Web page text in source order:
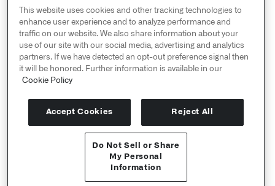
Send feedback
© 2026 Palantir Technologies Inc. All rights
reserved.
Cookies Statement ↗
Privacy Statement ↗
Terms of Use ↗
Do Not Sell or Share My Personal Information
This website uses cookies and other tracking technologies to
enhance user experience and to analyze performance and
traffic on our website. We also share information about your
use of our site with our social media, advertising and analytics
partners. If we have detected an opt-out preference signal then
it will be honored. Further information is available in our
Cookie Policy
Accept Cookies Reject All
Do Not Sell or Share
My Personal
Information